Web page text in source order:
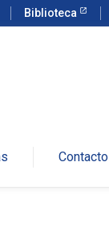
Biblioteca
Contacto